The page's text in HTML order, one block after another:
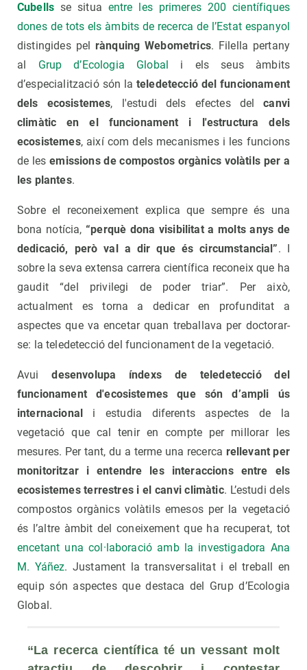
Cubells se situa entre les primeres 200 científiques
dones de tots els àmbits de recerca de l’Estat espanyol
distingides pel rànquing Webometrics. Filella pertany
al Grup d’Ecologia Global
i els seus àmbits
d’especialització són lateledetecció del funcionament
dels ecosistemes, l'estudi dels efectes del
canvi
climàtic en el funcionament i l'estructura dels
ecosistemes, així com dels mecanismes i les funcions
de lesemissions de compostos orgànics volàtils per a
les plantes.
Sobre el reconeixement explica que sempre és una
bona notícia,“perquè dona visibilitat a molts anys de
dedicació, però val a dir que és circumstancial”. I
sobre la seva extensa carrera científica reconeix que ha
gaudit “del privilegi de poder triar”. Per això,
actualment es torna a dedicar en profunditat a
aspectes que va encetar quan treballava per doctorar-
se: la teledetecció del funcionament de la vegetació.
Avuidesenvolupa índexs de teledetecció del
funcionament d'ecosistemes que són d’ampli ús
internacional
i estudia diferents aspectes de la
vegetació que cal tenir en compte per millorar les
mesures. Per tant, du a terme una recerca rellevant per
monitoritzar i entendre les interaccions entre els
ecosistemes terrestres i el canvi climàtic. L’estudi dels
compostos orgànics volàtils emesos per la vegetació
és l’altre àmbit del coneixement que ha recuperat, tot
encetant una col·laboració amb la investigadora Ana
M. Yáñez. Justament la transversalitat i el treball en
equip són aspectes que destaca del Grup d’Ecologia
Global.
“La recerca científica té un vessant molt